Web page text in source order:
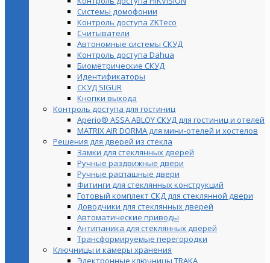
Системы домофонии
Контроль доступа ZKTeco
Считыватели
Автономные системы СКУД
Контроль доступа Dahua
Биометрические СКУД
Идентификаторы
СКУД SIGUR
Кнопки выхода
Контроль доступа для гостиниц
Aperio® ASSA ABLOY СКУД для гостиниц и отелей
MATRIX AIR DORMA для мини-отелей и хостелов
Решения для дверей из стекла
Замки для стеклянных дверей
Ручные раздвижные двери
Ручные распашные двери
Фитинги для стеклянных конструкций
Готовый комплект СКД для стеклянной двери
Доводчики для стеклянных дверей
Автоматические приводы
Антипаника для стеклянных дверей
Трансформируемые перегородки
Ключницы и камеры хранения
Электронные ключницы TRAKA